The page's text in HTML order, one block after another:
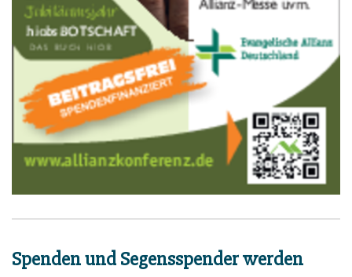
Spenden und Segensspender werden